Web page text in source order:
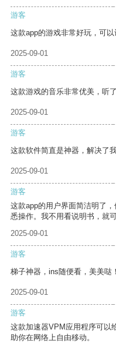
游客
这款app的游戏非常好玩，可以
2025-09-01
游客
这款游戏的音乐非常优美，听
2025-09-01
游客
这款软件简直是神器，解决了
2025-09-01
游客
这款app的用户界面简洁明了
悉操作。我不用看说明书，就
2025-09-01
游客
梯子神器，ins随便看，美美哒！
2025-09-01
游客
这款加速器VPM应用程序可以
助你在网络上自由移动。